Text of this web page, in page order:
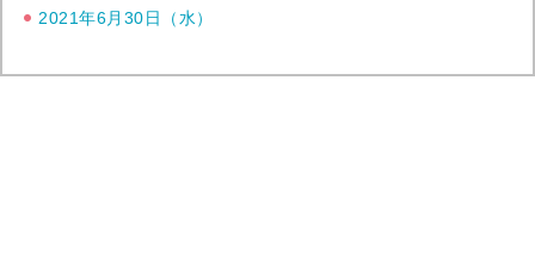
2021年6月30日（水）